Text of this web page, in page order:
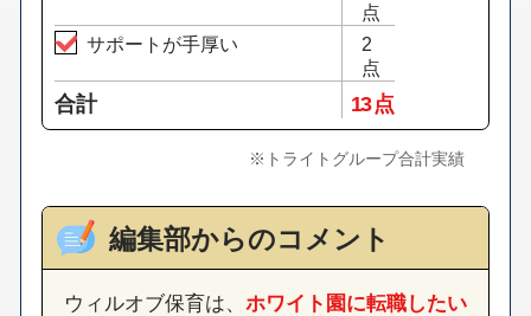
点
サポートが手厚い
2
点
合計 13 点
※トライトグループ合計実績
編集部からのコメント
ウィルオブ保育は、 ホワイト園に転職したい